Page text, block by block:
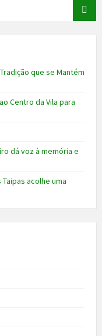
que se Mantém
Centro da Vila para
dá voz à memória e
acolhe uma